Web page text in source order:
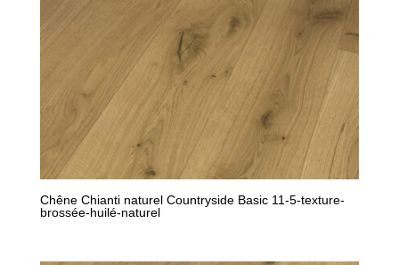
Chêne Chianti naturel Countryside Basic 11-5-texture-
brossée-huilé-naturel